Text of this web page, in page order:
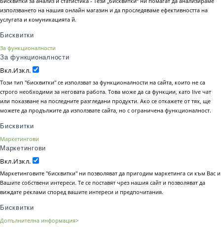
използването на нашия онлайн магазин и да проследяваме ефективността на
услугата и комуникацията й.
Бисквитки
За функционалности
За функционалности
Вкл.Изкл.
Този тип "бисквитки" се използват за функционалности на сайта, които не са
строго необходими за неговата работа. Това може да са функции, като live чат
или показване на последните разгледани продукти. Ако се откажете от тях, ще
можете да продължите да използвате сайта, но с ограничена функционалност.
Бисквитки
Маркетингови
Маркетингови
Вкл.Изкл.
Маркетинговите "бисквитки" ни позволяват да пригодим маркетинга си към Вас и
Вашите собствени интереси. Те се поставят чрез нашия сайт и позволяват да
виждате реклами според вашите интереси и предпочитания.
Бисквитки
Допълнителна информация>